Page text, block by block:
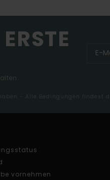
- Alle Bedingungen findest
vornehmen